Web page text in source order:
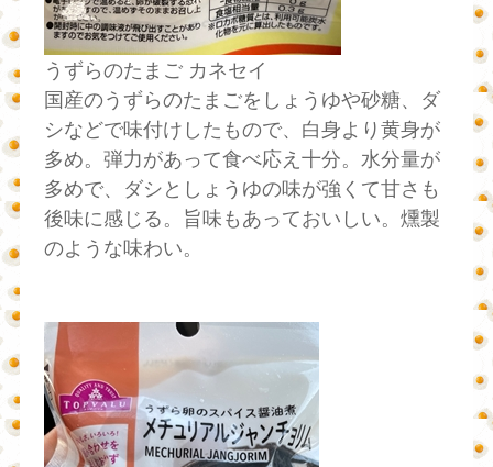
うずらのたまご カネセイ
国産のうずらのたまごをしょうゆや砂糖、ダ
シなどで味付けしたもので、白身より黄身が
多め。弾力があって食べ応え十分。水分量が
多めで、ダシとしょうゆの味が強くて甘さも
後味に感じる。旨味もあっておいしい。燻製
のような味わい。